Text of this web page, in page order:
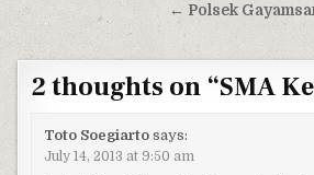
← Polsek
2 thoughts on “SMA
Toto Soegiarto says:
July 14, 2013 at 9:50 am